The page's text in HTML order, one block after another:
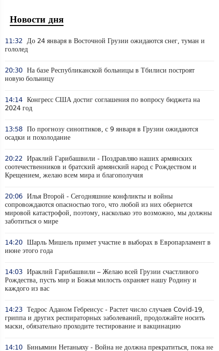
Новости дня
11:32 До 24 января в Восточной Грузии ожидаются снег, туман и
гололед
20:30 На базе Республиканской больницы в Тбилиси построят
новую больницу
14:14 Конгресс США достиг соглашения по вопросу бюджета на
2024 год
13:58 По прогнозу синоптиков, с 9 января в Грузии ожидаются
осадки и похолодание
20:22 Ираклий Гарибашвили - Поздравляю наших армянских
соотечественников и братский армянский народ с Рождеством и
Крещением, желаю всем мира и благополучия
20:06 Илья Второй - Сегодняшние конфликты и войны
сопровождаются опасностью того, что любой из них обернется
мировой катастрофой, поэтому, насколько это возможно, мы должны
заботиться о мире
14:20 Шарль Мишель примет участие в выборах в Европарламент в
июне этого года
14:03 Ираклий Гарибашвили – Желаю всей Грузии счастливого
Рождества, пусть мир и Божья милость охраняет нашу Родину и
каждого из вас
14:23 Тедрос Аданом Гебреисус - Растет число случаев Covid-19,
гриппа и других респираторных заболеваний, продолжайте носить
маски, обязательно проходите тестирование и вакцинацию
14:10 Биньямин Нетаньяху - Война не должна прекратиться, пока не